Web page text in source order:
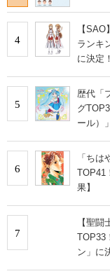
4
【
ランキ
に決定
5
歴代「
グ
ール）
6
「ち
TOP41
果】
7
【聖
TOP33
ン」に